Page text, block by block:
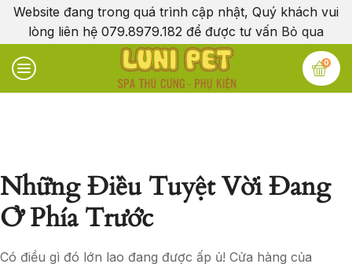
Website đang trong quá trình cập nhật, Quý khách vui
lòng liên hệ 079.8979.182 để được tư vấn Bỏ qua
0
Những Điều Tuyệt Vời Đang
Ở Phía Trước
Có điều gì đó lớn lao đang được ấp ủ! Cửa hàng của